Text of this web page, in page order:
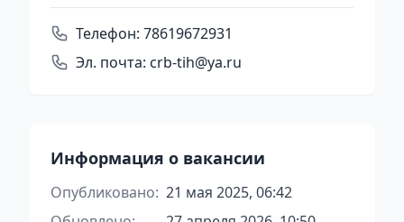
Телефон: 78619672931
Эл. почта: crb-tih@ya.ru
Информация о вакансии
Опубликовано: 21 мая 2025, 06:42